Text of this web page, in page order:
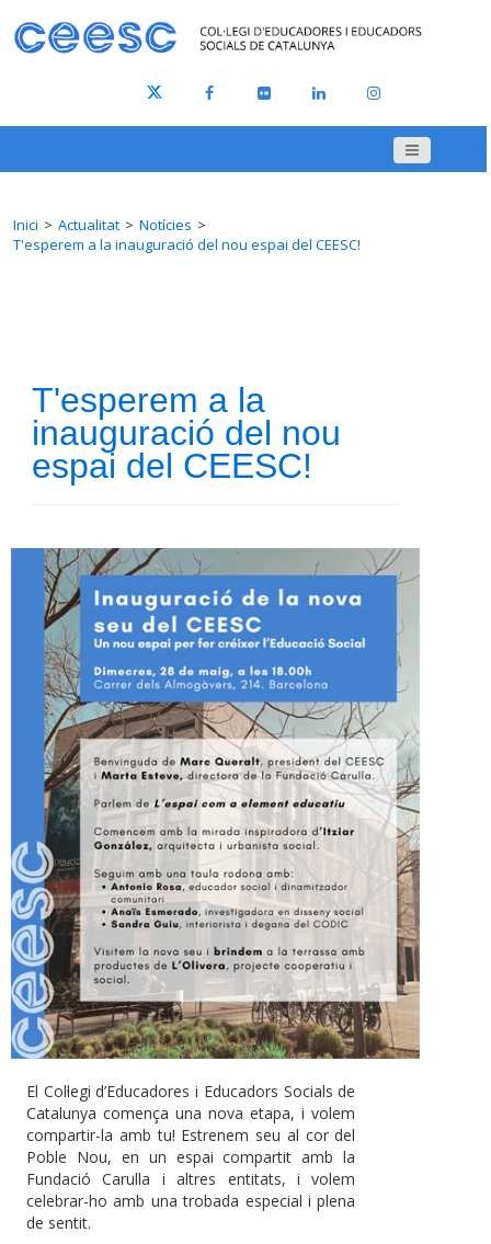
Inici Actualitat
Notícies
T'esperem a la inauguració del nou espai del CEESC!
T'esperem a la
inauguració del nou
espai del CEESC!
El Col·legi d’Educadores i Educadors Socials de
Catalunya comença una nova etapa, i volem
compartir-la amb tu! Estrenem seu al cor del
Poble Nou, en un espai compartit amb la
Fundació Carulla i altres entitats, i volem
celebrar-ho amb una trobada especial i plena
de sentit.